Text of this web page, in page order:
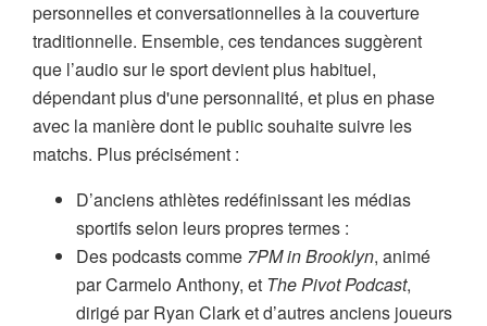
personnelles et conversationnelles à la couverture
traditionnelle. Ensemble, ces tendances suggèrent
que l’audio sur le sport devient plus habituel,
dépendant plus d'une personnalité, et plus en phase
avec la manière dont le public souhaite suivre les
matchs. Plus précisément :
D’anciens athlètes redéfinissant les médias
sportifs selon leurs propres termes :
Des podcasts comme 7PM in Brooklyn, animé
par Carmelo Anthony, et The Pivot Podcast,
dirigé par Ryan Clark et d’autres anciens joueurs